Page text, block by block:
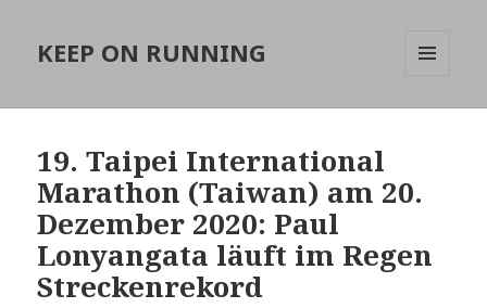
KEEP ON RUNNING
19. Taipei International
Marathon (Taiwan) am 20.
Dezember 2020: Paul
Lonyangata läuft im Regen
Streckenrekord